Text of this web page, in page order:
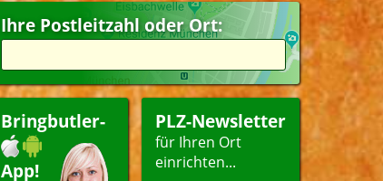
Ihre Postleitzahl oder Ort:
Bringbutler-
App!
PLZ-Newsletter
für Ihren Ort
einrichten...